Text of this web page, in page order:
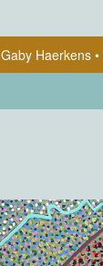
Gaby Haerkens